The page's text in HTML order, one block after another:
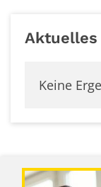
Aktuelles
Keine